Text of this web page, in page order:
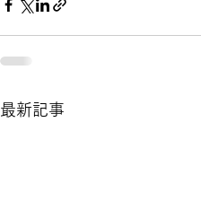
最新記事